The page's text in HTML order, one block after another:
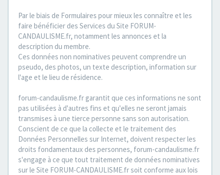
Par le biais de Formulaires pour mieux les connaître et les
faire bénéficier des Services du Site FORUM-
CANDAULISME.fr, notamment les annonces et la
description du membre.
Ces données non nominatives peuvent comprendre un
pseudo, des photos, un texte description, information sur
l'age et le lieu de résidence.
forum-candaulisme.fr garantit que ces informations ne sont
pas utilisées à d'autres fins et qu'elles ne seront jamais
transmises à une tierce personne sans son autorisation.
Conscient de ce que la collecte et le traitement des
Données Personnelles sur Internet, doivent respecter les
droits fondamentaux des personnes, forum-candaulisme.fr
s'engage à ce que tout traitement de données nominatives
sur le Site FORUM-CANDAULISME.fr soit conforme aux lois